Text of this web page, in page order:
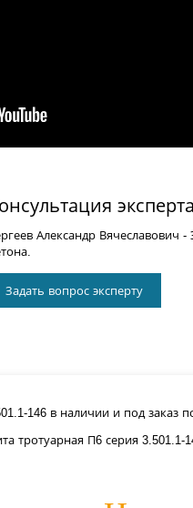
эксперта
Александр Вячеславович -
Задать вопрос эксперту
146 в наличии и под заказ
тротуарная П6 серия